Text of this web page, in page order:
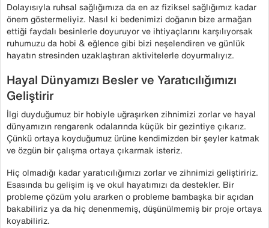
Dolayısıyla ruhsal sağlığımıza da en az fiziksel sağlığımız kadar
önem göstermeliyiz. Nasıl ki bedenimizi doğanın bize armağan
ettiği faydalı besinlerle doyuruyor ve ihtiyaçlarını karşılıyorsak
ruhumuzu da hobi & eğlence gibi bizi neşelendiren ve günlük
hayatın stresinden uzaklaştıran aktivitelerle doyurmalıyız.
Hayal Dünyamızı Besler ve Yaratıcılığımızı
Geliştirir
İlgi duyduğumuz bir hobiyle uğraşırken zihnimizi zorlar ve hayal
dünyamızın rengarenk odalarında küçük bir gezintiye çıkarız.
Çünkü ortaya koyduğumuz ürüne kendimizden bir şeyler katmak
ve özgün bir çalışma ortaya çıkarmak isteriz.
Hiç olmadığı kadar yaratıcılığımızı zorlar ve zihnimizi geliştiririz.
Esasında bu gelişim iş ve okul hayatımızı da destekler. Bir
probleme çözüm yolu ararken o probleme bambaşka bir açıdan
bakabiliriz ya da hiç denenmemiş, düşünülmemiş bir proje ortaya
koyabiliriz.